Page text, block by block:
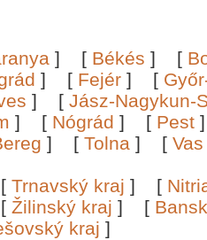
] [ Békés ] [
] [ Fejér ] [
] [ Jász-Nagykun-
] [ Nógrád ] [ Pest
] [ Tolna ] [ Vas
[ Trnavský kraj ] [
[ Žilinský kraj ] [
kraj ]